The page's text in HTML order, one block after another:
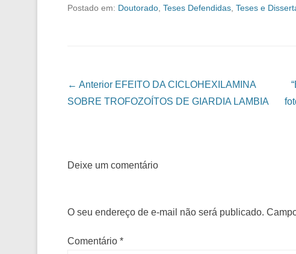
Postado em: Doutorado Teses Defendidas Teses e
Navegação das Postagens
← Anterior EFEITO DA CICLOHEXILAMINA
SOBRE TROFOZOÍTOS DE GIARDIA LAMBIA
Deixe um comentário
O seu endereço de e-mail não será publicado.
Comentário *